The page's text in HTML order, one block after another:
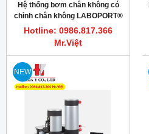
Hệ thống bơm chân không có
chỉnh chân không LABOPORT®
SC 820 G
Hotline: 0986.817.366
Mr.Việt
NEW